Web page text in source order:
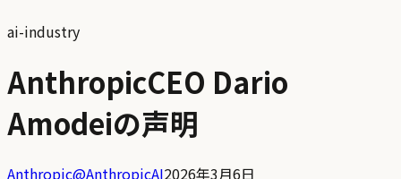
ai-industry
AnthropicCEO Dario
Amodeiの声明
Anthropic@AnthropicAI2026年3月6日